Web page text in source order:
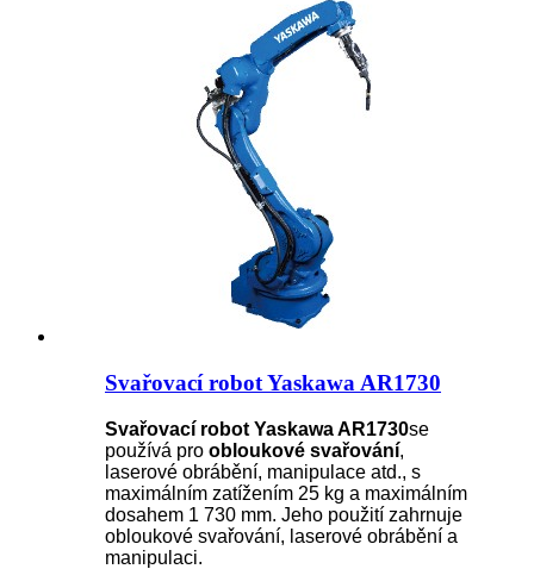
Svařovací robot Yaskawa AR1730
Svařovací robot Yaskawa AR1730se
používá pro obloukové svařování,
laserové obrábění, manipulace atd., s
maximálním zatížením 25 kg a maximálním
dosahem 1 730 mm. Jeho použití zahrnuje
obloukové svařování, laserové obrábění a
manipulaci.